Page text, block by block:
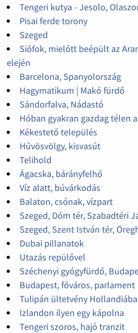
Tengeri kutya - Jesolo,
Pisai ferde torony
Szeged
Siófok, mielőtt beépült az
elején
Barcelona, Spanyolország
Hagymatikum | Makó fürdő
Sándorfalva, Nádastó
Hóban gyakran gazdag télen
Kékestető település
Hűvösvölgy, kisvasút
Telihold
Ágacska, bárányfelhő
Víz alatt, búvárkodás
Balaton, csónak, vízpart
Szeged, Dóm tér, Szabadtéri
Szeged, Szent István tér,
Dubai pillanatok
Utazás repülővel
Széchenyi gyógyfürdő,
Budapest, főváros, parlament
Tulipán ültetvény
Izlandon ilyen egy kápolna
Tengeri szoros, hajó tranzit